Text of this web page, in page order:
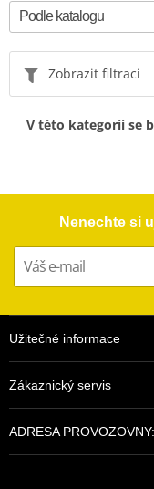
Zobrazit filtraci
V této kategorii se
Nenechte si
Užitečné informace
Zákaznický servis
ADRESA PROVOZOVNY: